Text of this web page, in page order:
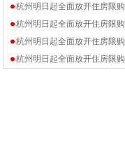
杭州明日起全面放开住房限购
杭州明日起全面放开住房限购
杭州明日起全面放开住房限购
杭州明日起全面放开住房限购